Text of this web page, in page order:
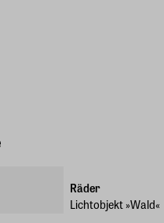
Räder
Lichtobjekt »Wald«